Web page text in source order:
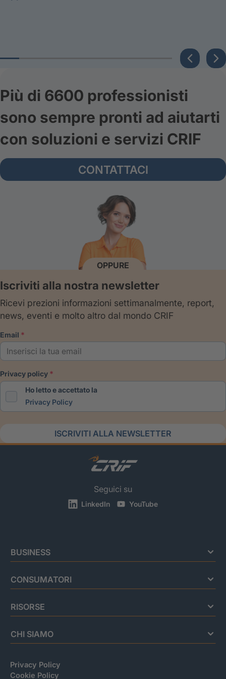
Più di 6600 professionisti
sono sempre pronti ad aiutarti
con soluzioni e servizi CRIF
CONTATTACI
OPPURE
Iscriviti alla nostra newsletter
Ricevi prezioni informazioni settimanalmente, report,
news, eventi e molto altro dal mondo CRIF
email
privacy policy
Ho letto e accettato la
Privacy Policy
ISCRIVITI ALLA NEWSLETTER
Seguici su
LinkedIn YouTube
BUSINESS
CONSUMATORI
RISORSE
CHI SIAMO
Privacy Policy
Cookie Policy